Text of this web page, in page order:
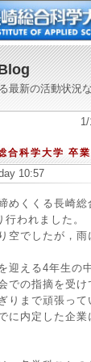
最新の活動状況
合科学大学 卒業
10:57
くくる長崎総
われました。
でしたが，雨
える4年生の
での指摘を受
りまで頑張って
内定した企業